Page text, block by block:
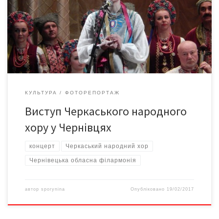
Черкаський академічний заслужений український народний хор
є лауреатом Національної премії України імені Тараса
Шевченка. Художній керівник та головний диригент –
заслужений діяч мистецтв України Леонід Трофименко. Більш
детальний фотозвіт […]
КУЛЬТУРА ФОТОРЕПОРТАЖ
Виступ Черкаського народного
хору у Чернівцях
концерт Черкаський народний хор
Чернівецька обласна філармонія
автор sporynina Опубліковано 19/02/2017